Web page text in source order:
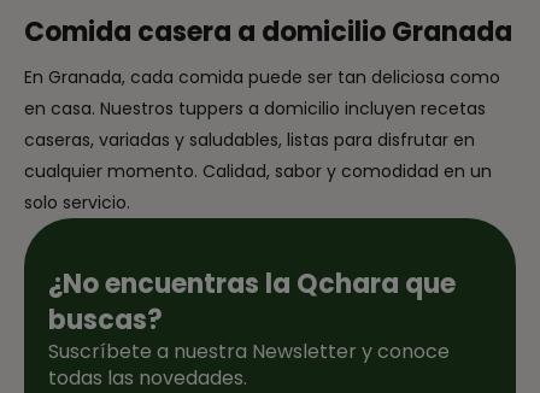
Comida casera a domicilio Granada
En Granada, cada comida puede ser tan deliciosa como
en casa. Nuestros tuppers a domicilio incluyen recetas
caseras, variadas y saludables, listas para disfrutar en
cualquier momento. Calidad, sabor y comodidad en un
solo servicio.
¿No encuentras la Qchara que
buscas?
Suscríbete a nuestra Newsletter y conoce
todas las novedades.